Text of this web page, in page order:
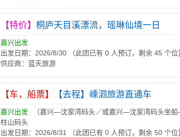
【特价】 桐庐天目溪漂流，瑶琳仙境一日
嘉兴出发
出发日期：2026/8/30 （此团已有 0 人预订，剩余 45 个位
供应商：蓝天旅游
【车，船票】 【去程】嵊泗旅游直通车
嘉兴出发
（嘉兴—沈家湾码头／或嘉兴—沈家湾码头坐
柱山码头
出发日期：2026/8/31 （此团已有 0 人预订，剩余 50 个位